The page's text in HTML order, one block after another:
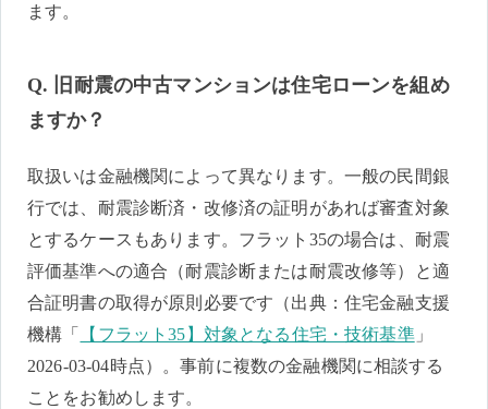
ます。
Q. 旧耐震の中古マンションは住宅ローンを組め
ますか？
取扱いは金融機関によって異なります。一般の民間銀
行では、耐震診断済・改修済の証明があれば審査対象
とするケースもあります。フラット35の場合は、耐震
評価基準への適合（耐震診断または耐震改修等）と適
合証明書の取得が原則必要です（出典：住宅金融支援
機構「
【フラット35】対象となる住宅・技術基準」
2026-03-04時点）。事前に複数の金融機関に相談する
ことをお勧めします。